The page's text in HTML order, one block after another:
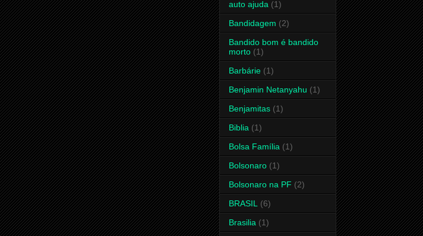
auto ajuda (1)
Bandidagem (2)
Bandido bom é bandido
morto (1)
Barbárie (1)
Benjamin Netanyahu (1)
Benjamitas (1)
Biblia (1)
Bolsa Família (1)
Bolsonaro (1)
Bolsonaro na PF (2)
BRASIL (6)
Brasilia (1)